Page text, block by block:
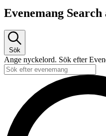
Evenemang
Evenemang
Sök
Ange nyckelord. Sök efter